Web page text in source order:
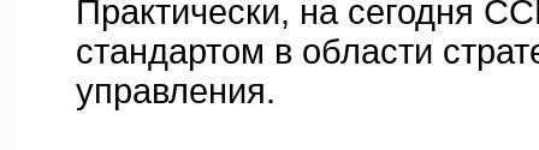
Практически, на сегодня
стандартом в области
управления.